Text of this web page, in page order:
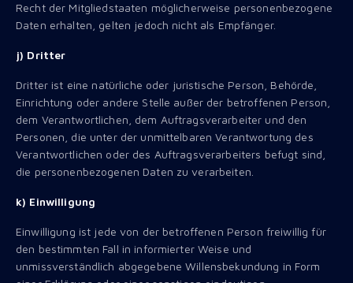
Recht der Mitgliedstaaten möglicherweise personenbezogene
Daten erhalten, gelten jedoch nicht als Empfänger.
j) Dritter
Dritter ist eine natürliche oder juristische Person, Behörde,
Einrichtung oder andere Stelle außer der betroffenen Person,
dem Verantwortlichen, dem Auftragsverarbeiter und den
Personen, die unter der unmittelbaren Verantwortung des
Verantwortlichen oder des Auftragsverarbeiters befugt sind,
die personenbezogenen Daten zu verarbeiten.
k) Einwilligung
Einwilligung ist jede von der betroffenen Person freiwillig für
den bestimmten Fall in informierter Weise und
unmissverständlich abgegebene Willensbekundung in Form